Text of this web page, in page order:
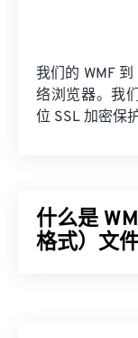
我们的 WMF
络浏览器。我
位 SSL 加密保
什么是
格式）文件